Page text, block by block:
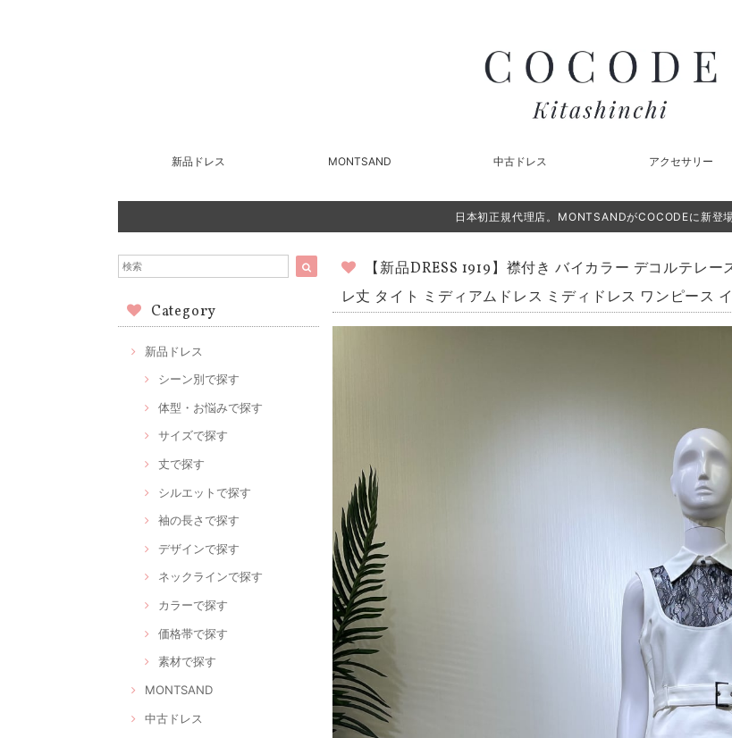
新品ドレス MONTSAND 中古ドレス アクセサリー
日本初正規代理店。MONTSANDがCOCODEに新登場
Category
新品ドレス
シーン別で探す
体型・お悩みで探す
サイズで探す
丈で探す
シルエットで探す
袖の長さで探す
デザインで探す
ネックラインで探す
カラーで探す
価格帯で探す
素材で探す
MONTSAND
中古ドレス
【新品DRESS 1919】襟付き バイカラー デコルテレ
レ丈 タイト ミディアムドレス ミディドレス ワンピース